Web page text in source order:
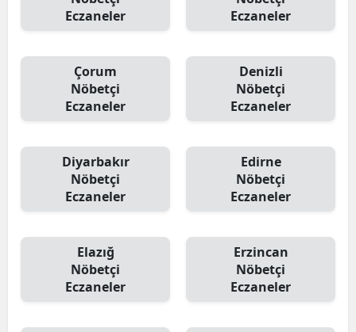
Eczaneler
Eczaneler
Çorum
Nöbetçi
Eczaneler
Denizli
Nöbetçi
Eczaneler
Diyarbakır
Nöbetçi
Eczaneler
Edirne
Nöbetçi
Eczaneler
Elazığ
Nöbetçi
Eczaneler
Erzincan
Nöbetçi
Eczaneler